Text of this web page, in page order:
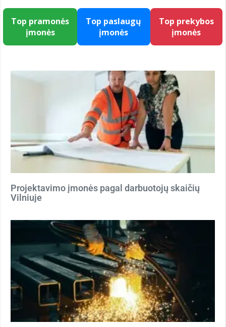
Top pramonės
įmonės
Top paslaugų
įmonės
Top prekybos
įmonės
Projektavimo įmonės pagal darbuotojų skaičių
Vilniuje